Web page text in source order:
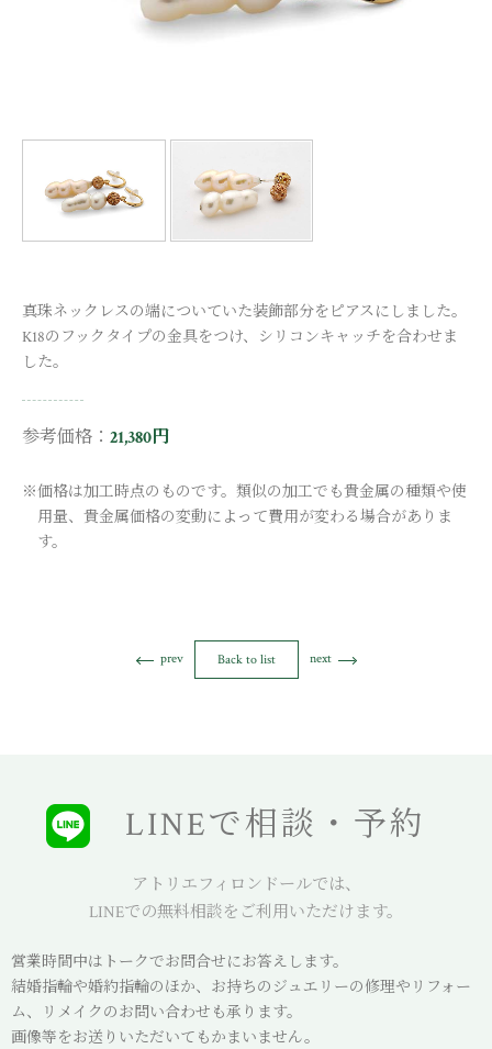
真珠ネックレスの端についていた装飾部分をピアスにしました。
K18のフックタイプの金具をつけ、シリコンキャッチを合わせま
した。
参考価格： 21,380円
※価格は加工時点のものです。類似の加工でも貴金属の種類や使
用量、貴金属価格の変動によって費用が変わる場合がありま
す。
prev Back to list next
LINEで相談・予約
アトリエフィロンドールでは、
LINEでの無料相談をご利用いただけます。
営業時間中はトークでお問合せにお答えします。
結婚指輪や婚約指輪のほか、お持ちのジュエリーの修理やリフォー
ム、リメイクのお問い合わせも承ります。
画像等をお送りいただいてもかまいません。